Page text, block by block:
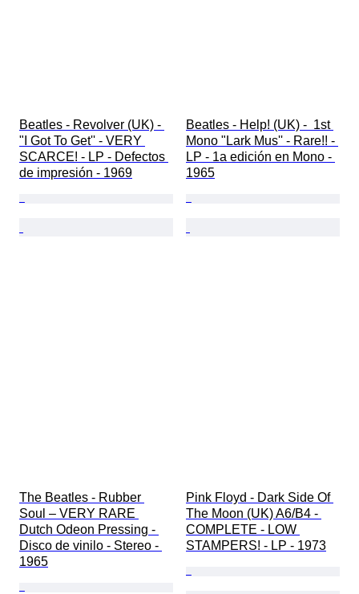
Beatles - Revolver (UK) -
"I Got To Get'' - VERY
SCARCE! - LP - Defectos
de impresión - 1969
Beatles - Help! (UK) -  1st
Mono "Lark Mus'' - Rare!! -
LP - 1a edición en Mono -
1965
The Beatles - Rubber
Soul – VERY RARE
Dutch Odeon Pressing -
Disco de vinilo - Stereo -
1965
Pink Floyd - Dark Side Of
The Moon (UK) A6/B4 -
COMPLETE - LOW
STAMPERS! - LP - 1973